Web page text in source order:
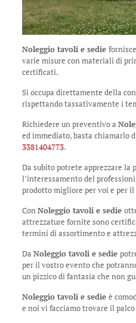
Noleggio tavoli e sedie
varie misure con materiali di
certificati.
Si occupa direttamente della
rispettando tassativamente i
Richiedere un preventivo a
ed immediato, basta chiamarlo
3381404773.
Da subito potrete apprezzare la
l’interessamento del
prodotto migliore per voi e per
ConNoleggio tavoli e sedie
attrezzature fornite sono
termini di assortimento e
Da Noleggio tavoli e sedie
per il vostro evento che
un pizzico di fantasia che non
Noleggio tavoli e sedie è
e noi vi facciamo trovare il